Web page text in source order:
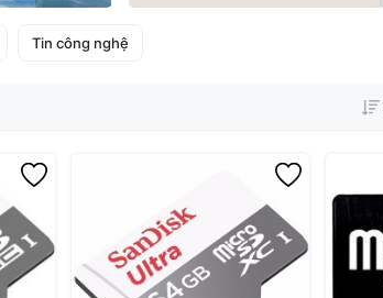
Tin công nghệ